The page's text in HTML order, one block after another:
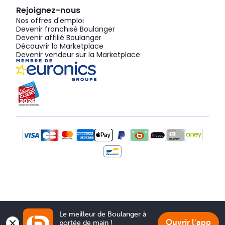
Rejoignez-nous
Nos offres d'emploi
Devenir franchisé Boulanger
Devenir affilié Boulanger
Découvrir la Marketplace
Devenir vendeur sur la Marketplace
Le meilleur de Boulanger à
portée de main !
Ouvrir l'app